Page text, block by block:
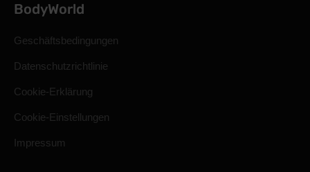
BodyWorld
Geschäftsbedingungen
Datenschutzrichtlinie
Cookie-Erklärung
Cookie-Einstellungen
Impressum